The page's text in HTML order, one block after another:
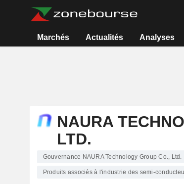
Marchés Actualités Analyses
NAURA
LTD.
Gouvernance NAURA Technology Group Co., Ltd.
Produits associés à l'industrie des semi-